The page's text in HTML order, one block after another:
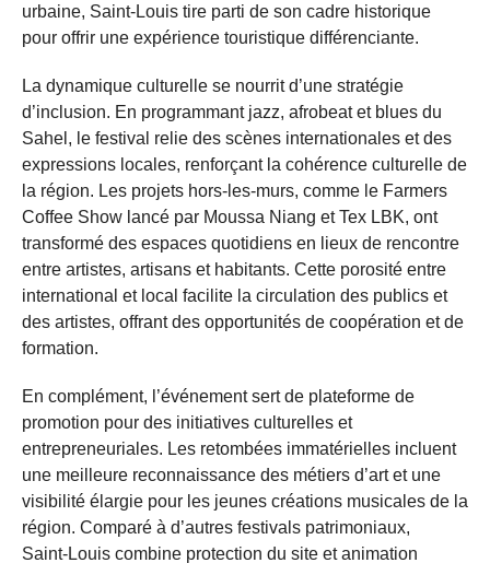
urbaine, Saint‑Louis tire parti de son cadre historique
pour offrir une expérience touristique différenciante.
La dynamique culturelle se nourrit d’une stratégie
d’inclusion. En programmant jazz, afrobeat et blues du
Sahel, le festival relie des scènes internationales et des
expressions locales, renforçant la cohérence culturelle de
la région. Les projets hors-les-murs, comme le Farmers
Coffee Show lancé par Moussa Niang et Tex LBK, ont
transformé des espaces quotidiens en lieux de rencontre
entre artistes, artisans et habitants. Cette porosité entre
international et local facilite la circulation des publics et
des artistes, offrant des opportunités de coopération et de
formation.
En complément, l’événement sert de plateforme de
promotion pour des initiatives culturelles et
entrepreneuriales. Les retombées immatérielles incluent
une meilleure reconnaissance des métiers d’art et une
visibilité élargie pour les jeunes créations musicales de la
région. Comparé à d’autres festivals patrimoniaux,
Saint‑Louis combine protection du site et animation